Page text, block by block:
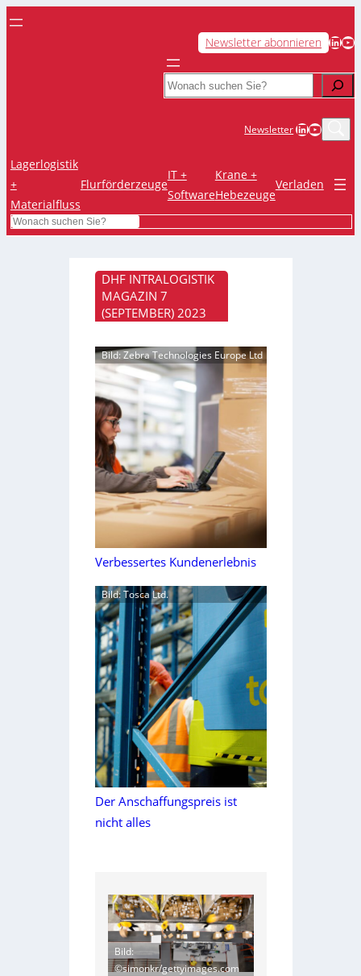
Newsletter abonnieren LinkedIn YouTube
Search
NewsletterLinkedIn
Lagerlogistik
+
Materialfluss
Flurförderzeuge
IT +
Software
Krane +
Hebezeuge
Verladen
Search
DHF INTRALOGISTIK
MAGAZIN 7
(SEPTEMBER) 2023
Bild: Zebra Technologies Europe Ltd
Verbessertes Kundenerlebnis
Bild: Tosca Ltd.
Der Anschaffungspreis ist
nicht alles
Bild:
©simonkr/gettyimages.com